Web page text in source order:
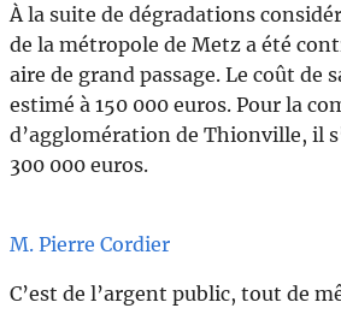
À la suite de dégradations
de la métropole de Metz a été
aire de grand passage. Le coût de
estimé à 150 000 euros. Pour la
d’agglomération de Thionville, il
300 000 euros.
M. Pierre Cordier
C’est de l’argent public, tout de